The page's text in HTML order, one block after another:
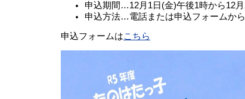
申込期間…12月1日(金)午後1時から12
申込方法…電話または申込フォームから
申込フォームはこちら